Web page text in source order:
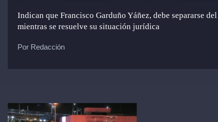
Indican que Francisco Garduño Yáñez, debe separarse
mientras se resuelve su situación jurídica
Por Redacción